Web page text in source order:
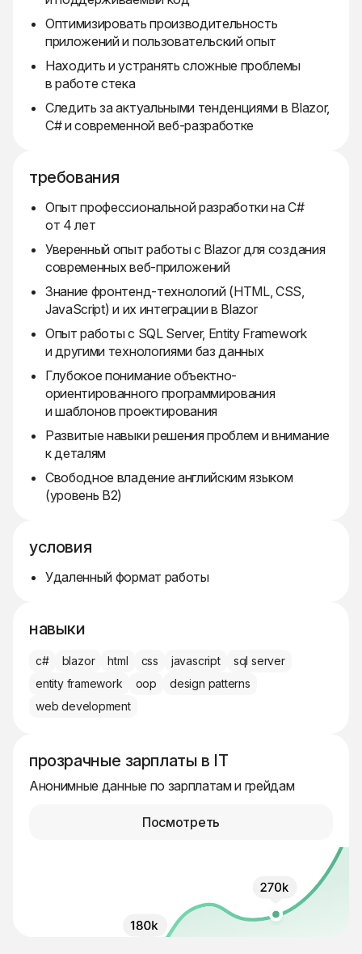
Оптимизировать производительность
приложений и пользовательский опыт
Находить и устранять сложные проблемы
в работе стека
Следить за актуальными тенденциями в Blazor,
C# и современной веб-разработке
требования
Опыт профессиональной разработки на C#
от 4 лет
Уверенный опыт работы с Blazor для создания
современных веб-приложений
Знание фронтенд-технологий (HTML, CSS,
JavaScript) и их интеграции в Blazor
Опыт работы с SQL Server, Entity Framework
и другими технологиями баз данных
Глубокое понимание объектно-
ориентированного программирования
и шаблонов проектирования
Развитые навыки решения проблем и внимание
к деталям
Свободное владение английским языком
(уровень B2)
условия
Удаленный формат работы
навыки
c# blazor html css javascript
sql server
entity framework
oop
design patterns
web development
прозрачные зарплаты в IT
Анонимные данные по зарплатам и грейдам
Посмотреть